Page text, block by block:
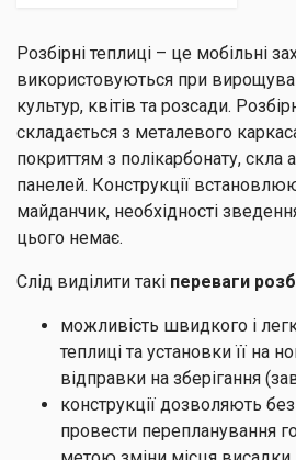
Розбірні теплиці – це мобільні
використовуються при
культур, квітів та розсади.
складається з металевого
покриттям з полікарбонату, скла
панелей. Конструкції
майданчик, необхідності
цього немає.
Слід виділити такі переваги
можливість швидкого і
теплиці та установки її на
відправки на зберігання
конструкції дозволяють
провести перепланування